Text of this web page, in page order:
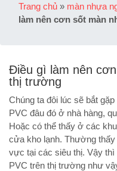
Trang chủ » màn nhựa
làm nên cơn sốt màn
Điều gì làm nên
thị trường
Chúng ta đôi lúc sẽ bắt
PVC đâu đó ở nhà hàng,
Hoặc có thể thấy ở các
cửa kho lạnh. Thường
vực tại các siêu thị. Vậy
PVC trên thị trường như